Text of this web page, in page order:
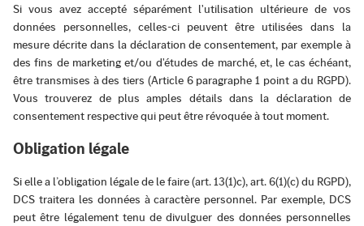
Si vous avez accepté séparément l'utilisation ultérieure de vos
données personnelles, celles-ci peuvent être utilisées dans la
mesure décrite dans la déclaration de consentement, par exemple à
des fins de marketing et/ou d'études de marché, et, le cas échéant,
être transmises à des tiers (Article 6 paragraphe 1 point a du RGPD).
Vous trouverez de plus amples détails dans la déclaration de
consentement respective qui peut être révoquée à tout moment.
Obligation légale
Si elle a l’obligation légale de le faire (art. 13(1)c), art. 6(1)(c) du RGPD),
DCS traitera les données à caractère personnel. Par exemple, DCS
peut être légalement tenu de divulguer des données personnelles